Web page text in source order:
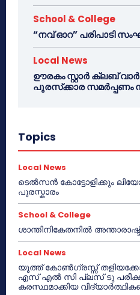
School & College
“നവ് ഓറ” പരിപാടി
Local News
ഊരകം സ്റ്റാർ ക്ലബ്
പുരസ്‌ക്കാര സമർപ്പണം
Topics
Local News
ടെൽസൻ കോട്ടോളിക്കും
പുരസ്കാരം
School & College
ശാന്തിനികേതനിൽ
Local News
യൂത്ത് കോൺഗ്രസ്സ്
എസ് എൽ സി പ്ലസ് ടു
കരസ്ഥമാക്കിയ